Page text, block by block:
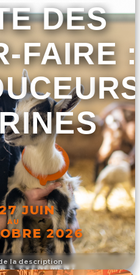
la description
DES
FAIRE :
JUIN
AU
2026
L'ÉVÉNEMENT